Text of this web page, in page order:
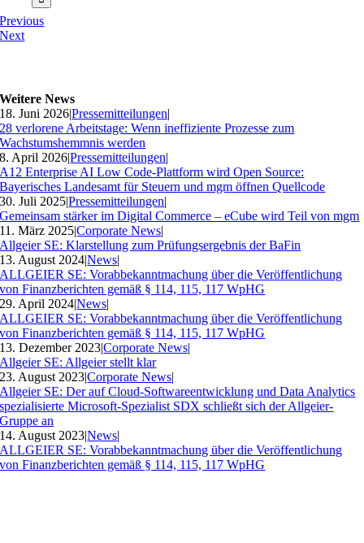
Previous
Next
Weitere News
18. Juni 2026|Pressemitteilungen|
28 verlorene Arbeitstage: Wenn ineffiziente Prozesse zum
Wachstumshemmnis werden
8. April 2026|Pressemitteilungen|
A12 Enterprise AI Low Code-Plattform wird Open Source:
Bayerisches Landesamt für Steuern und mgm öffnen Quellcode
30. Juli 2025|Pressemitteilungen|
Gemeinsam stärker im Digital Commerce – eCube wird Teil von mgm
11. März 2025|Corporate News|
Allgeier SE: Klarstellung zum Prüfungsergebnis der BaFin
13. August 2024|News|
ALLGEIER SE: Vorabbekanntmachung über die Veröffentlichung
von Finanzberichten gemäß § 114, 115, 117 WpHG
29. April 2024|News|
ALLGEIER SE: Vorabbekanntmachung über die Veröffentlichung
von Finanzberichten gemäß § 114, 115, 117 WpHG
13. Dezember 2023|Corporate News|
Allgeier SE: Allgeier stellt klar
23. August 2023|Corporate News|
Allgeier SE: Der auf Cloud-Softwareentwicklung und Data Analytics
spezialisierte Microsoft-Spezialist SDX schließt sich der Allgeier-
Gruppe an
14. August 2023|News|
ALLGEIER SE: Vorabbekanntmachung über die Veröffentlichung
von Finanzberichten gemäß § 114, 115, 117 WpHG